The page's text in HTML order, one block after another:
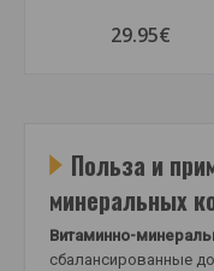
29.95€
Польза и
минеральных
Витаминно-
сбалансированные